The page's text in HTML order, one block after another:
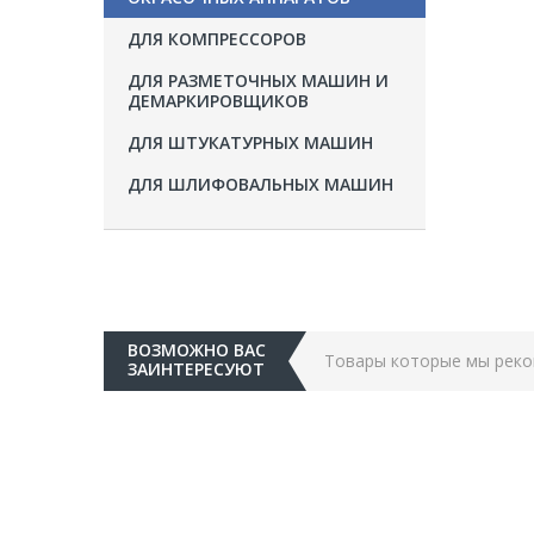
ДЛЯ КОМПРЕССОРОВ
ДЛЯ РАЗМЕТОЧНЫХ МАШИН И
ДЕМАРКИРОВЩИКОВ
ДЛЯ ШТУКАТУРНЫХ МАШИН
ДЛЯ ШЛИФОВАЛЬНЫХ МАШИН
ВОЗМОЖНО ВАС
ЗАИНТЕРЕСУЮТ
Товары которые мы